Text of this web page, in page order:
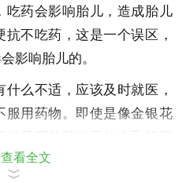
吃药会影响胎儿，造成胎儿
不吃药，这是一个误区，
影响胎儿的。
么不适，应该及时就医，
服用药物。即使是像金银花
看全文